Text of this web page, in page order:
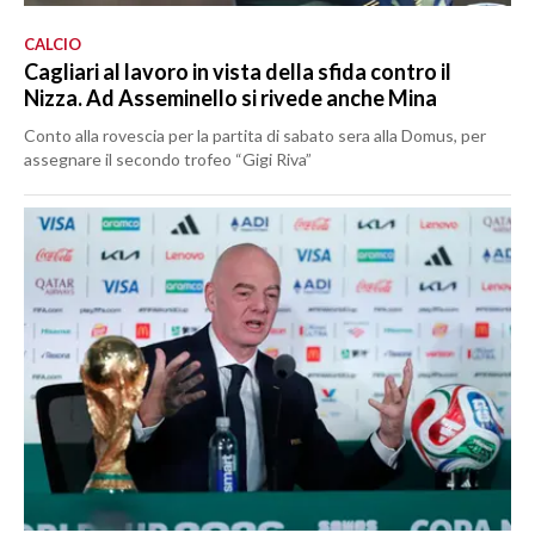
CALCIO
Cagliari al lavoro in vista della sfida contro il
Nizza. Ad Asseminello si rivede anche Mina
Conto alla rovescia per la partita di sabato sera alla Domus, per
assegnare il secondo trofeo “Gigi Riva”